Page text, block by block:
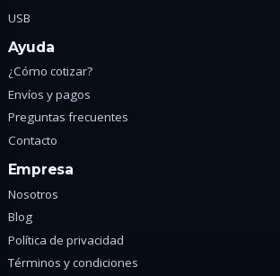
USB
Ayuda
¿Cómo cotizar?
Envíos y pagos
Preguntas frecuentes
Contacto
Empresa
Nosotros
Blog
Política de privacidad
Términos y condiciones